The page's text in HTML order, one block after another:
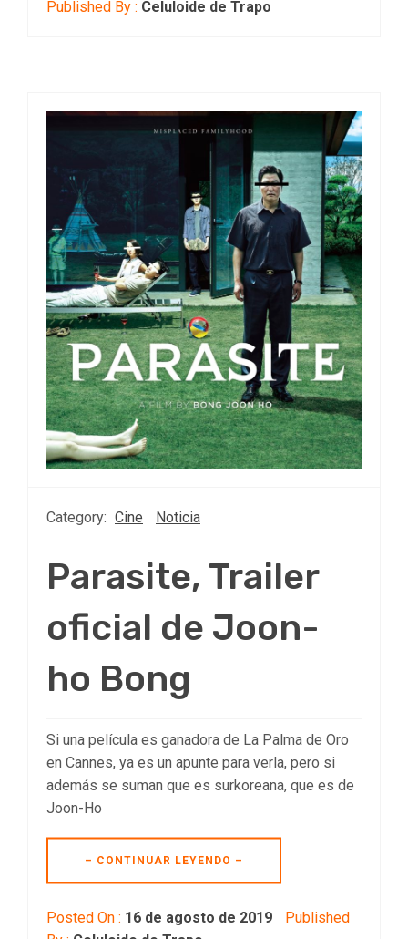
Published By : Celuloide de Trapo
Category: Cine Noticia
Parasite, Trailer
oficial de Joon-
ho Bong
Si una película es ganadora de La Palma de Oro
en Cannes, ya es un apunte para verla, pero si
además se suman que es surkoreana, que es de
Joon-Ho
– CONTINUAR LEYENDO –
Posted On : 16 de agosto de 2019
Published